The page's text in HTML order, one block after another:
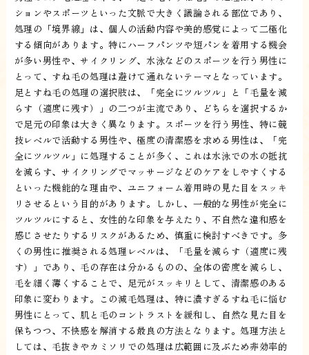
ションやスポーツといった文脈で大きく議論される部位であり、
処理の「境界線」は、個人の活動内容や美的感覚によって二極化
する傾向があります。特にハーフパンツや短パンを着用する機会
が多い男性や、サイクリング、水泳などのスポーツを行う男性に
とって、すね毛の処理は避けて通れないテーマとなっています。
足とすね毛の処理の選択肢は、「完全にツルツル」と「毛量を減
らす（適度に残す）」の二つが主流であり、どちらを選択するか
で足元の印象は大きく異なります。スポーツを行う男性、特に競
技レベルで活動する男性や、極度の清潔感を求める男性は、「完
全にツルツル」に処理することが多く、これは水泳での水の抵抗
を減らす、サイクリングでマッサージなどのケアをしやすくする
といった機能的な理由や、ユニフォーム着用時の見た目をスッキ
リさせるという目的があります。しかし、一般的な男性が完全に
ツルツルにすると、女性的な印象を与えたり、不自然な違和感を
感じさせたりするリスクがあるため、慎重に検討すべきです。多
くの男性に推奨される処理レベルは、「毛量を減らす（適度に残
す）」であり、毛の存在は分かるものの、全体の密度を減らし、
毛を細く薄くすることで、足元がスッキリとして、清潔感のある
印象に変わります。この減毛処理は、特に濃すぎるすね毛に悩む
男性にとって、肌と毛のコントラストを緩和し、自然な見た目を
保ちつつ、不快感を解消する最良の方法となります。処理方法と
しては、毛抜きやカミソリでの処理は広範囲に及ぶため非効率的